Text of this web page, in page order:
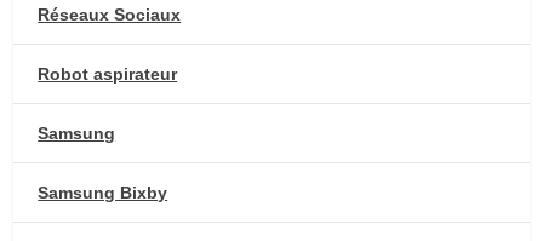
Réseaux Sociaux
Robot aspirateur
Samsung
Samsung Bixby